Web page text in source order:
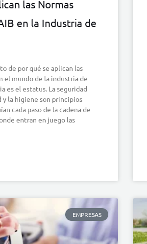
las Normas
en la Industria de
de por qué se aplican las
el mundo de la industria de
es el estatus. La seguridad
y la higiene son principios
cada paso de la cadena de
entran en juego las
EMPRESAS